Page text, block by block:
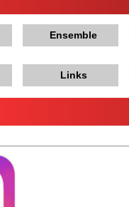
Ensemble
Links